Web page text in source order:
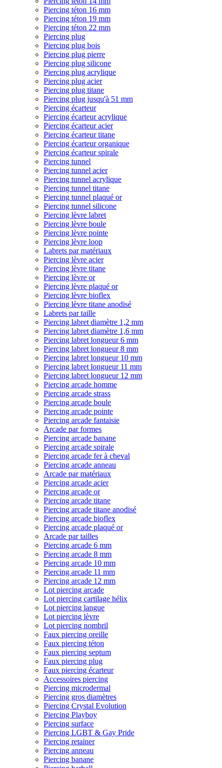
Piercing téton 16 mm
Piercing téton 19 mm
Piercing téton 22 mm
Piercing plug
Piercing plug bois
Piercing plug pierre
Piercing plug silicone
Piercing plug acrylique
Piercing plug acier
Piercing plug titane
Piercing plug jusqu'à 51 mm
Piercing écarteur
Piercing écarteur acrylique
Piercing écarteur acier
Piercing écarteur titane
Piercing écarteur organique
Piercing écarteur spirale
Piercing tunnel
Piercing tunnel acier
Piercing tunnel acrylique
Piercing tunnel titane
Piercing tunnel plaqué or
Piercing tunnel silicone
Piercing lèvre labret
Piercing lèvre boule
Piercing lèvre pointe
Piercing lèvre loop
Labrets par matériaux
Piercing lèvre acier
Piercing lèvre titane
Piercing lèvre or
Piercing lèvre plaqué or
Piercing lèvre bioflex
Piercing lèvre titane anodisé
Labrets par taille
Piercing labret diamètre 1,2 mm
Piercing labret diamètre 1,6 mm
Piercing labret longueur 6 mm
Piercing labret longueur 8 mm
Piercing labret longueur 10 mm
Piercing labret longueur 11 mm
Piercing labret longueur 12 mm
Piercing arcade homme
Piercing arcade strass
Piercing arcade boule
Piercing arcade pointe
Piercing arcade fantaisie
Arcade par formes
Piercing arcade banane
Piercing arcade spirale
Piercing arcade fer à cheval
Piercing arcade anneau
Arcade par matériaux
Piercing arcade acier
Piercing arcade or
Piercing arcade titane
Piercing arcade titane anodisé
Piercing arcade bioflex
Piercing arcade plaqué or
Arcade par tailles
Piercing arcade 6 mm
Piercing arcade 8 mm
Piercing arcade 10 mm
Piercing arcade 11 mm
Piercing arcade 12 mm
Lot piercing arcade
Lot piercing cartilage hélix
Lot piercing langue
Lot piercing lèvre
Lot piercing nombril
Faux piercing oreille
Faux piercing téton
Faux piercing septum
Faux piercing plug
Faux piercing écarteur
Accessoires piercing
Piercing microdermal
Piercing gros diamètres
Piercing Crystal Evolution
Piercing Playboy
Piercing surface
Piercing LGBT & Gay Pride
Piercing retainer
Piercing anneau
Piercing banane